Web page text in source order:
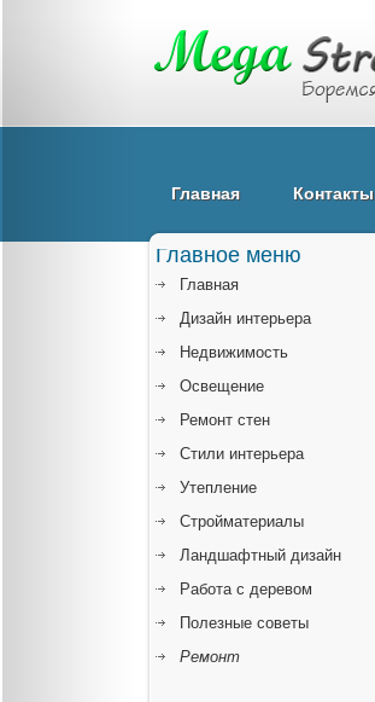
Главная Контакты
Главное меню
Главная
Дизайн интерьера
Недвижимость
Освещение
Ремонт стен
Стили интерьера
Утепление
Стройматериалы
Ландшафтный дизайн
Работа с деревом
Полезные советы
Ремонт